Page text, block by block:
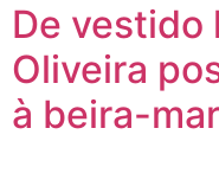
De vestido
Oliveira
à beira-